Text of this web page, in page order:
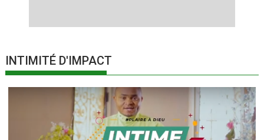
INTIMITÉ D'IMPACT